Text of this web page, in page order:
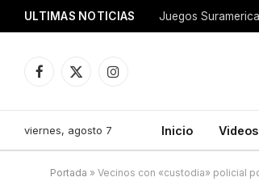
ULTIMAS NOTICIAS Juegos
Facebook
X
Instagram
viernes, agosto 7 Inicio Videos
Portada » Vecinos con «custodia» policial